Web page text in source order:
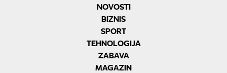
NOVOSTI
BIZNIS
SPORT
TEHNOLOGIJA
ZABAVA
MAGAZIN